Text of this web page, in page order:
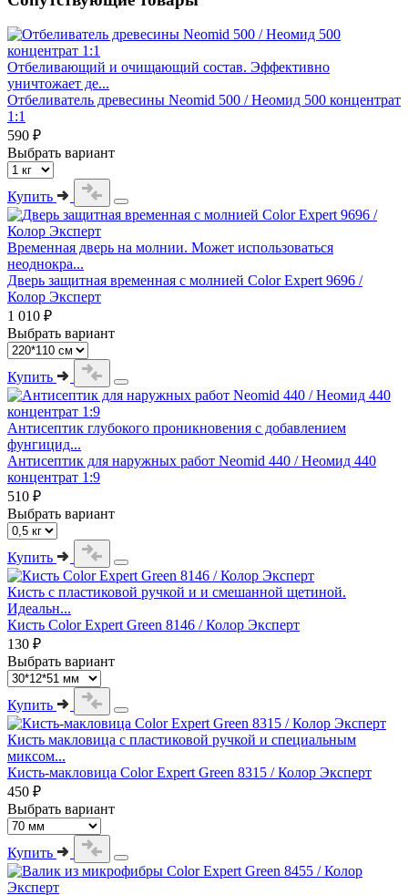
Отбеливающий и очищающий состав. Эффективно
уничтожает де...
Отбеливатель древесины Neomid 500 / Неомид 500 концентрат
1:1
590 ₽
Выбрать вариант
Купить
Временная дверь на молнии. Может использоваться
неоднокра...
Дверь защитная временная с молнией Color Expert 9696 /
Колор Эксперт
1 010 ₽
Выбрать вариант
Купить
Антисептик глубокого проникновения с добавлением
фунгицид...
Антисептик для наружных работ Neomid 440 / Неомид 440
концентрат 1:9
510 ₽
Выбрать вариант
Купить
Кисть с пластиковой ручкой и и смешанной щетиной.
Идеальн...
Кисть Color Expert Green 8146 / Колор Эксперт
130 ₽
Выбрать вариант
Купить
Кисть макловица с пластиковой ручкой и специальным
миксом...
Кисть-макловица Color Expert Green 8315 / Колор Эксперт
450 ₽
Выбрать вариант
Купить